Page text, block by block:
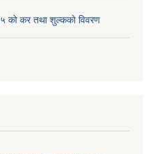
काे कर तथा शुल्ककाे विवरण